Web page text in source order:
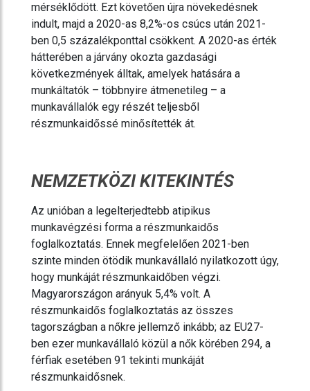
mérséklődött. Ezt követően újra növekedésnek
indult, majd a 2020-as 8,2%-os csúcs után 2021-
ben 0,5 százalékponttal csökkent. A 2020-as érték
hátterében a járvány okozta gazdasági
következmények álltak, amelyek hatására a
munkáltatók – többnyire átmenetileg – a
munkavállalók egy részét teljesből
részmunkaidőssé minősítették át.
NEMZETKÖZI KITEKINTÉS
Az unióban a legelterjedtebb atipikus
munkavégzési forma a részmunkaidős
foglalkoztatás. Ennek megfelelően 2021-ben
szinte minden ötödik munkavállaló nyilatkozott úgy,
hogy munkáját részmunkaidőben végzi.
Magyarországon arányuk 5,4% volt. A
részmunkaidős foglalkoztatás az összes
tagországban a nőkre jellemző inkább; az EU27-
ben ezer munkavállaló közül a nők körében 294, a
férfiak esetében 91 tekinti munkáját
részmunkaidősnek.